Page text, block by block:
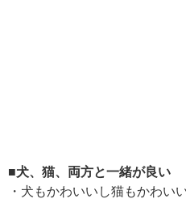
■犬、猫、両方と一緒が良い
・犬もかわいいし猫もかわい